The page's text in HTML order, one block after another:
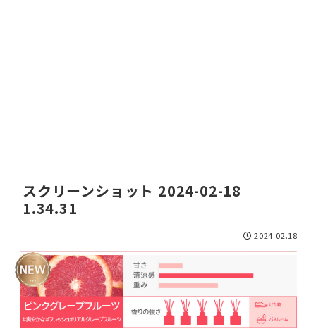
スクリーンショット 2024-02-18
1.34.31
2024.02.18